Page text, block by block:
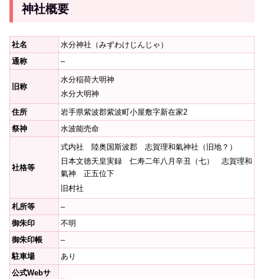
神社概要
社名
水分神社（みずわけじんじゃ）
通称
–
旧称
水分稲荷大明神
水分大明神
住所
岩手県紫波郡紫波町小屋敷字新在家2
祭神
水波能売命
社格等
式内社 陸奥国斯波郡 志賀理和氣神社（旧地？）
日本文徳天皇実録 仁寿二年八月辛丑（七） 志賀理和
氣神 正五位下
旧村社
札所等
–
御朱印
不明
御朱印帳
–
駐車場
あり
公式Webサ